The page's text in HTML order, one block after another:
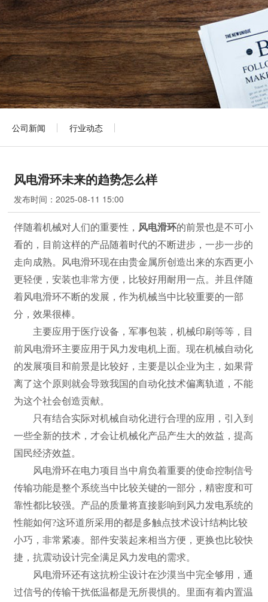
公司新闻 行业动态
风电滑环未来的趋势怎么样
发布时间：2025-08-11 15:00
伴随着机械对人们的重要性， 风电滑环的前景也是不可小
看的，目前这样的产品随着时代的不断进步，一步一步的
走向成熟。风电滑环现在由贵金属所创造出来的东西更小
更轻便，安装也非常方便，比较好用耐用一点。并且伴随
着风电滑环不断的发展，作为机械当中比较重要的一部
分，效果很棒。
主要应用于医疗设备，军事包装，机械印刷等等，目
前风电滑环主要应用于风力发电机上面。现在机械自动化
的发展项目和前景是比较好，主要是以企业为主，如果背
离了这个原则就会导致我国的自动化技术偏离轨道，不能
为这个社会创造贡献。
只有结合实际对机械自动化进行合理的应用，引入到
一些全新的技术，才会让机械化产品产生大的效益，提高
国民经济效益。
风电滑环在电力项目当中肩负着重要的使命控制信号
传输功能是整个系统当中比较关键的一部分，精密度和可
靠性都比较强。产品的质量将直接影响到风力发电系统的
性能如何?这环道所采用的都是多触点技术设计结构比较
小巧，非常紧凑。部件安装起来相当方便，更换也比较快
捷，抗震动设计完全满足风力发电的需求。
风电滑环还有这抗粉尘设计在沙漠当中完全够用，通
过信号的传输干扰低温都是无所畏惧的。里面有着内置温